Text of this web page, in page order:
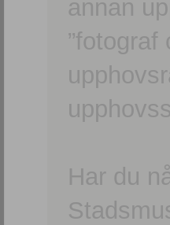
annan
Har du